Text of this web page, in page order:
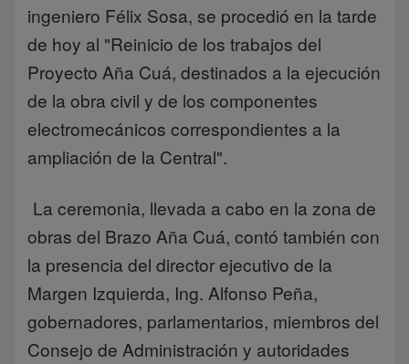
ingeniero Félix Sosa, se procedió en la tarde
de hoy al "Reinicio de los trabajos del
Proyecto Aña Cuá, destinados a la ejecución
de la obra civil y de los componentes
electromecánicos correspondientes a la
ampliación de la Central".
La ceremonia, llevada a cabo en la zona de
obras del Brazo Aña Cuá, contó también con
la presencia del director ejecutivo de la
Margen Izquierda, Ing. Alfonso Peña,
gobernadores, parlamentarios, miembros del
Consejo de Administración y autoridades